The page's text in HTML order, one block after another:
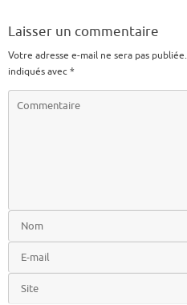
Laisser un commentaire
Votre adresse e-mail ne sera pas publiée.
indiqués avec*